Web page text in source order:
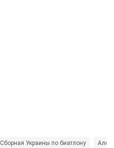
Сборная Украины по биатлону